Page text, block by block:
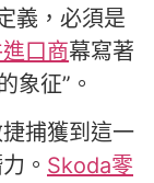
義，必須是
口商幕寫著
象征”。
捕獲到這一
。 Skoda零